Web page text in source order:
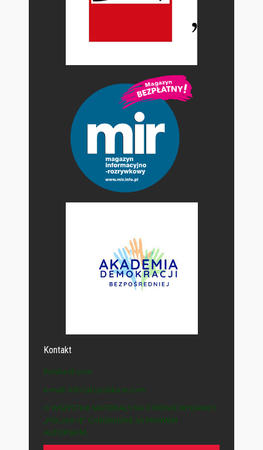
Kontakt
Polska-IE.com
e-mail: info (at) polska-ie.com
© WSZYSTKIE MATERIAŁY NA STRONIE WYDAWCY
„POLSKA-IE” CHRONIONE SĄ PRAWEM
AUTORSKIM.